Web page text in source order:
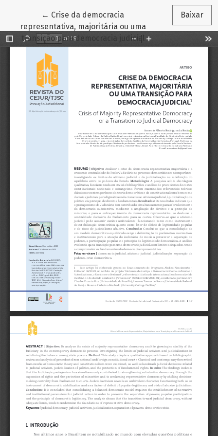
← Voltar aos Detalhes do Artigo
Crise da democracia
representativa, majoritária ou uma
transição para democracia judicial
Baixar